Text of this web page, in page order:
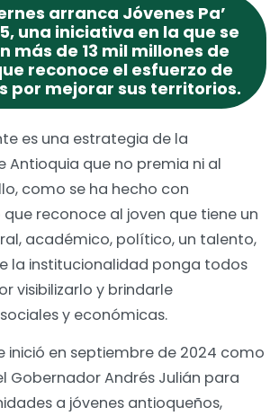
arranca Jóvenes Pa’
una iniciativa en la que se
más de 13 mil millones de
reconoce el esfuerzo de
por mejorar sus territorios.
es una estrategia de la
Antioquia que no premia ni al
como se ha hecho con
que reconoce al joven que tiene un
académico, político, un talento,
la institucionalidad ponga todos
visibilizarlo y brindarle
y económicas.
inició en septiembre de 2024 como
Gobernador Andrés Julián para
a jóvenes antioqueños,